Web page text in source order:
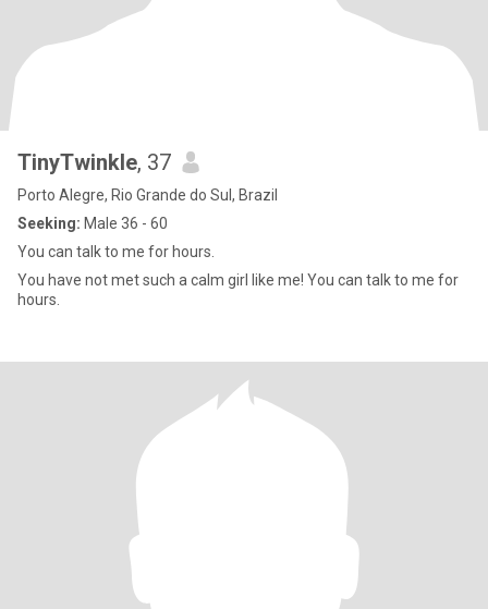
TinyTwinkle, 37
Porto Alegre, Rio Grande do Sul, Brazil
Seeking: Male 36 - 60
You can talk to me for hours.
You have not met such a calm girl like me! You can talk to me for
hours.